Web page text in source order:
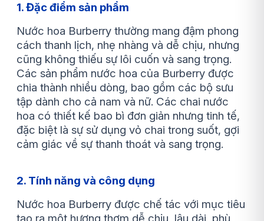
1. Đặc điểm sản phẩm
Nước hoa Burberry thường mang đậm phong
cách thanh lịch, nhẹ nhàng và dễ chịu, nhưng
cũng không thiếu sự lôi cuốn và sang trọng.
Các sản phẩm nước hoa của Burberry được
chia thành nhiều dòng, bao gồm các bộ sưu
tập dành cho cả nam và nữ. Các chai nước
hoa có thiết kế bao bì đơn giản nhưng tinh tế,
đặc biệt là sự sử dụng vỏ chai trong suốt, gợi
cảm giác về sự thanh thoát và sang trọng.
2. Tính năng và công dụng
Nước hoa Burberry được chế tác với mục tiêu